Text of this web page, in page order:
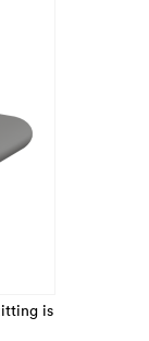
is